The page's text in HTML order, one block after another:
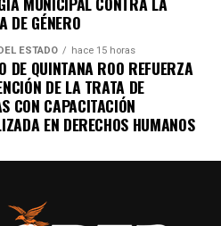
DE GÉNERO
ESTADO hace 15 horas
DE QUINTANA ROO REFUERZA
DE LA TRATA DE
CON CAPACITACIÓN
EN DERECHOS HUMANOS